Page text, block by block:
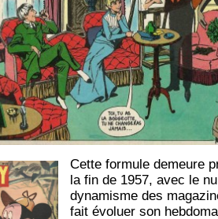
Cette formule demeure
la fin de 1957, avec le
dynamisme des
fait évoluer son